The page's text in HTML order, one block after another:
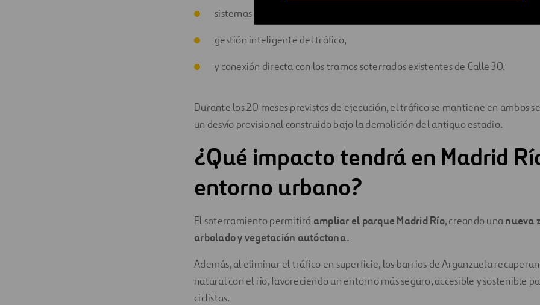
sistemas de ventilación y control de incendios,
gestión inteligente del tráfico,
y conexión directa con los tramos soterrados existentes de Calle 30.
Durante los 20 meses previstos de ejecución, el tráfico se mantiene en ambos
un desvío provisional construido bajo la demolición del antiguo estadio.
¿Qué impacto tendrá en Madrid
entorno urbano?
El soterramiento permitirá ampliar el parque Madrid Río, creando unanueva
arbolado y vegetación autóctona.
Además, al eliminar el tráfico en superficie, los barrios de Arganzuela
natural con el río, favoreciendo un entorno más seguro, accesible y sostenible
ciclistas.